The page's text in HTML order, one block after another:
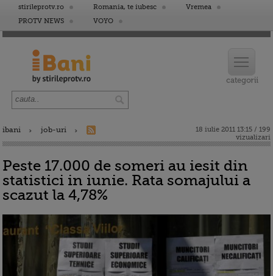
stirileprotv.ro Romania, te iubesc
Vremea
PROTV NEWS
VOYO
ibani job-uri
18 iulie 2011 13:15 / 199
vizualizari
Peste 17.000 de someri au iesit din
statistici in iunie. Rata somajului a
scazut la 4,78%